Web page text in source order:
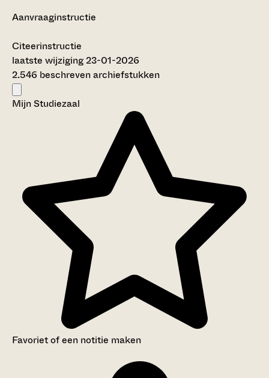
Aanvraaginstructie
Citeerinstructie
laatste wijziging 23-01-2026
2.546 beschreven archiefstukken
Mijn Studiezaal
Favoriet of een notitie maken